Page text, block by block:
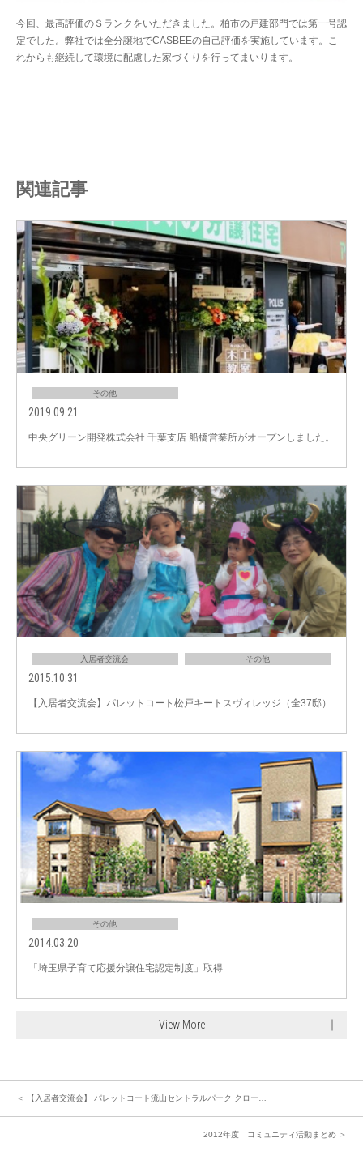
今回、最高評価のＳランクをいただきました。柏市の戸建部門では第一号認
定でした。弊社では全分譲地でCASBEEの自己評価を実施しています。こ
れからも継続して環境に配慮した家づくりを行ってまいります。
関連記事
その他
2019.09.21
中央グリーン開発株式会社 千葉支店 船橋営業所がオープンしました。
入居者交流会 その他
2015.10.31
【入居者交流会】パレットコート松戸キートスヴィレッジ（全37邸）
その他
2014.03.20
「埼玉県子育て応援分譲住宅認定制度」取得
View More
＜ 【入居者交流会】 パレットコート流山セントラルパーク クロー…
2012年度 コミュニティ活動まとめ ＞